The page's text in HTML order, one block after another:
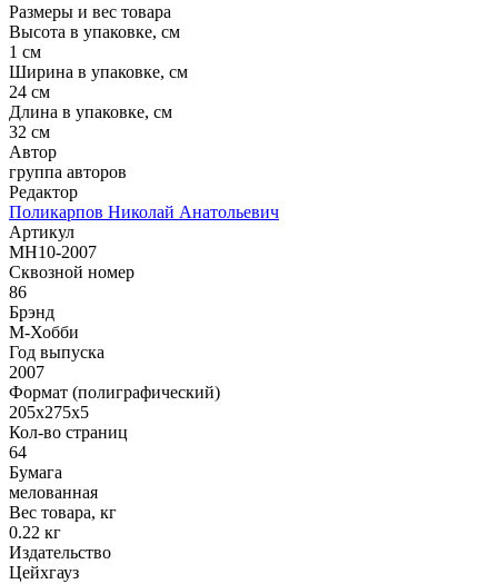
Размеры и вес товара
Высота в упаковке, см
1 см
Ширина в упаковке, см
24 см
Длина в упаковке, см
32 см
Автор
группа авторов
Редактор
Поликарпов Николай Анатольевич
Артикул
MH10-2007
Сквозной номер
86
Брэнд
М-Хобби
Год выпуска
2007
Формат (полиграфический)
205х275х5
Кол-во страниц
64
Бумага
мелованная
Вес товара, кг
0.22 кг
Издательство
Цейхгауз